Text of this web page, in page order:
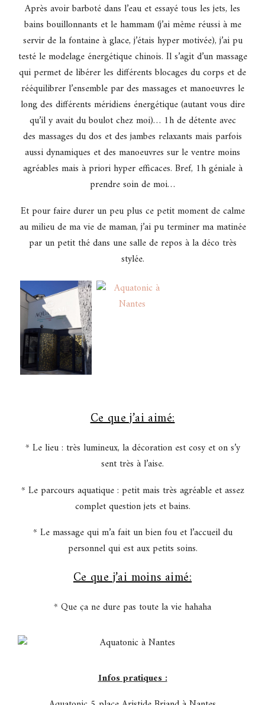
Après avoir barboté dans l’eau et essayé tous les jets, les
bains bouillonnants et le hammam (j’ai même réussi à me
servir de la fontaine à glace, j’étais hyper motivée), j’ai pu
testé le modelage énergétique chinois. Il s’agit d’un massage
qui permet de libérer les différents blocages du corps et de
rééquilibrer l’ensemble par des massages et manoeuvres le
long des différents méridiens énergétique (autant vous dire
qu’il y avait du boulot chez moi)… 1h de détente avec
des massages du dos et des jambes relaxants mais parfois
aussi dynamiques et des manoeuvres sur le ventre moins
agréables mais à priori hyper efficaces. Bref, 1h géniale à
prendre soin de moi…
Et pour faire durer un peu plus ce petit moment de calme
au milieu de ma vie de maman, j’ai pu terminer ma matinée
par un petit thé dans une salle de repos à la déco très
stylée.
Ce que j’ai aimé:
* Le lieu : très lumineux, la décoration est cosy et on s’y
sent très à l’aise.
* Le parcours aquatique : petit mais très agréable et assez
complet question jets et bains.
* Le massage qui m’a fait un bien fou et l’accueil du
personnel qui est aux petits soins.
Ce que j’ai moins aimé:
* Que ça ne dure pas toute la vie hahaha
Infos pratiques :